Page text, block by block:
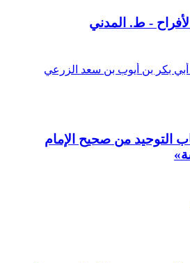
- ط. المدني
أبي بكر بن أيوب بن سعد الزرعي
الدين
التوحيد من صحيح الإمام